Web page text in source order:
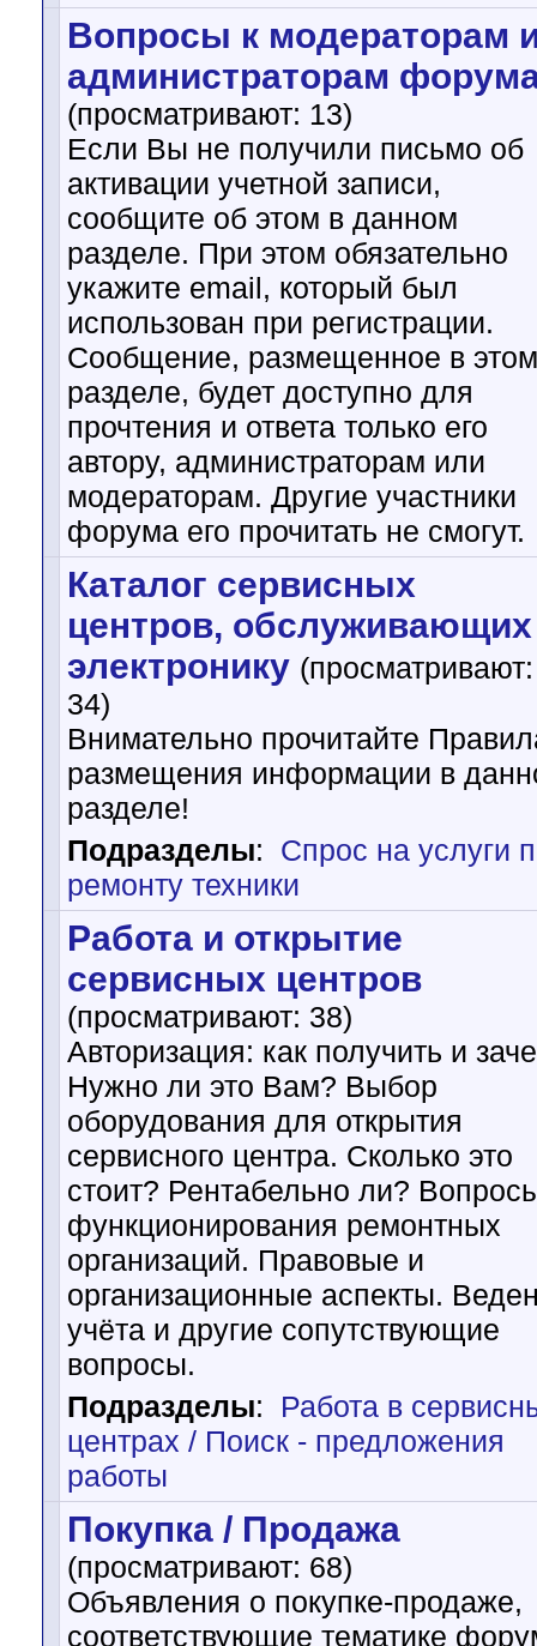
Вопросы к модераторам
администраторам
(просматривают: 13)
Если Вы не получили письмо об
активации учетной записи,
сообщите об этом в данном
разделе. При этом обязательно
укажите email, который был
использован при регистрации.
Сообщение, размещенное в этом
разделе, будет доступно для
прочтения и ответа только его
автору, администраторам или
модераторам. Другие участники
форума его прочитать не смогут.
Каталог сервисных
центров, обслуживающих
электронику (просматривают:
34)
Внимательно прочитайте
размещения информации в
разделе!
Подразделы:
Спрос на услуги
ремонту техники
Работа и открытие
сервисных центров
(просматривают: 38)
Авторизация: как получить и
Нужно ли это Вам? Выбор
оборудования для открытия
сервисного центра. Сколько это
стоит? Рентабельно ли?
функционирования ремонтных
организаций. Правовые и
организационные аспекты.
учёта и другие сопутствующие
вопросы.
Подразделы:
Работа в
центрах / Поиск - предложения
работы
Покупка / Продажа
(просматривают: 68)
Объявления о покупке-продаже,
соответствующие тематике